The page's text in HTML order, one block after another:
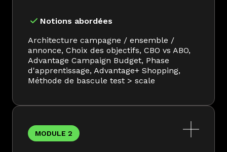
Notions abordées
Architecture campagne / ensemble /
annonce, Choix des objectifs, CBO vs ABO,
Advantage Campaign Budget, Phase
d'apprentissage, Advantage+ Shopping,
Méthode de bascule test > scale
MODULE 2